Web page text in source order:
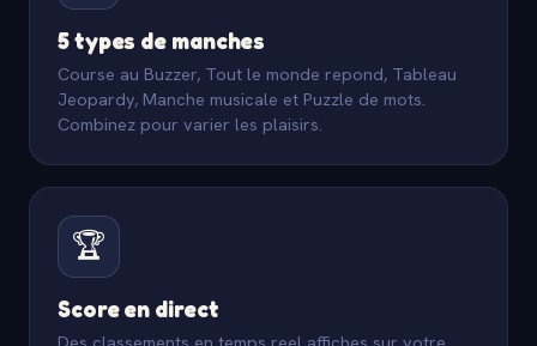
5 types de manches
Course au Buzzer, Tout le monde repond, Tableau
Jeopardy, Manche musicale et Puzzle de mots.
Combinez pour varier les plaisirs.
🏆
Score en direct